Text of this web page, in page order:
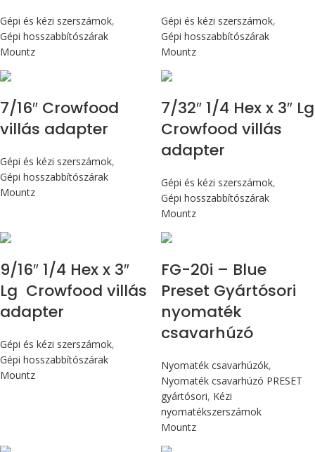
Gépi és kézi szerszámok,
Gépi hosszabbítószárak
Mountz
Gépi és kézi szerszámok,
Gépi hosszabbítószárak
Mountz
7/16″ Crowfood
villás adapter
Gépi és kézi szerszámok,
Gépi hosszabbítószárak
Mountz
7/32″ 1/4 Hex x 3″ Lg
Crowfood villás
adapter
Gépi és kézi szerszámok,
Gépi hosszabbítószárak
Mountz
9/16″ 1/4 Hex x 3″
Lg Crowfood villás
adapter
Gépi és kézi szerszámok,
Gépi hosszabbítószárak
Mountz
FG-20i – Blue
Preset Gyártósori
nyomaték
csavarhúzó
Nyomaték csavarhúzók,
Nyomaték csavarhúzó PRESET
gyártósori, Kézi
nyomatékszerszámok
Mountz